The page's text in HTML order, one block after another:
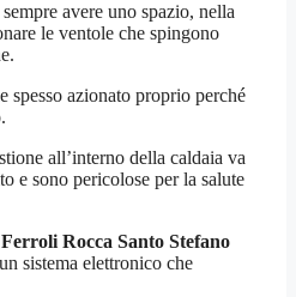
avere uno spazio, nella
le ventole che spingono
spesso azionato proprio perché
all’interno della caldaia va
e sono pericolose per la salute
Rocca Santo Stefano
sistema elettronico che